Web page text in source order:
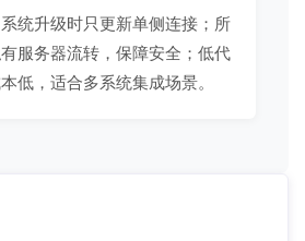
统升级时只更新单侧连接；所
服务器流转，保障安全；低代
低，适合多系统集成场景。